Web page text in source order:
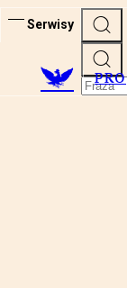
Serwisy
PRO